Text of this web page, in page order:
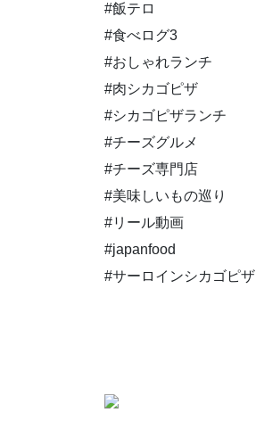
#飯テロ
#食べログ3
#おしゃれランチ
#肉シカゴピザ
#シカゴピザランチ
#チーズグルメ
#チーズ専門店
#美味しいもの巡り
#リール動画
#japanfood
#サーロインシカゴピザ